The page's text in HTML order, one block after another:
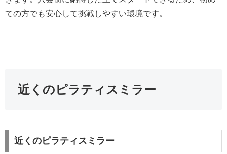
ての方でも安心して挑戦しやすい環境です。
近くのピラティスミラー
近くのピラティスミラー